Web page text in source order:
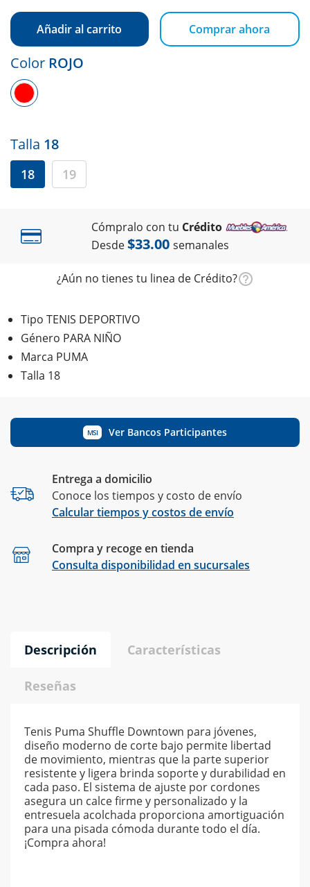
Añadir al carrito Comprar ahora
Color ROJO
Talla 18
18 19
Cómpralo con tu Crédito
Desde$33.00 semanales
¿Aún no tienes tu linea de Crédito?
Tipo TENIS DEPORTIVO
Género PARA NIÑO
Marca PUMA
Talla 18
MSI Ver Bancos Participantes
Entrega a domicilio
Conoce los tiempos y costo de envío
Calcular tiempos y costos de envío
Compra y recoge en tienda
Consulta disponibilidad en sucursales
Descripción Características
Reseñas
Tenis Puma Shuffle Downtown para jóvenes,
diseño moderno de corte bajo permite libertad
de movimiento, mientras que la parte superior
resistente y ligera brinda soporte y durabilidad en
cada paso. El sistema de ajuste por cordones
asegura un calce firme y personalizado y la
entresuela acolchada proporciona amortiguación
para una pisada cómoda durante todo el día.
¡Compra ahora!